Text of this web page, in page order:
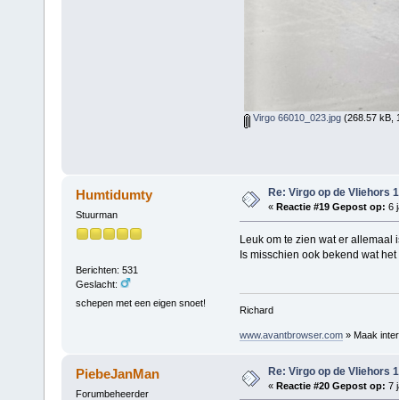
Virgo 66010_023.jpg(268.57 kB,
Humtidumty
Stuurman
Berichten: 531
Geslacht:
schepen met een eigen snoet!
Re: Virgo op de Vliehors
« Reactie #19 Gepost op: 6
Leuk om te zien wat er allemaal
Is misschien ook bekend wat
Richard
www.avantbrowser.com» Maak
PiebeJanMan
Forumbeheerder
Re: Virgo op de Vliehors
« Reactie #20 Gepost op: 7